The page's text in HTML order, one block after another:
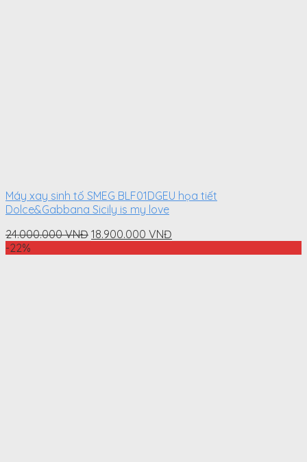
Máy xay sinh tố SMEG BLF01DGEU họa tiết
Dolce&Gabbana Sicily is my love
24.000.000VNĐ Original
18.900.000 VNĐ
-22%